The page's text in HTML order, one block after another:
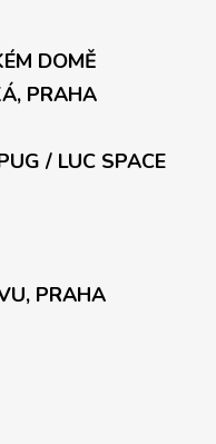
DOMĚ
PRAHA
/ LUC SPACE
PRAHA